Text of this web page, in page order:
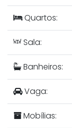
Quartos:
Sala:
Banheiros:
Vaga:
Mobílias: